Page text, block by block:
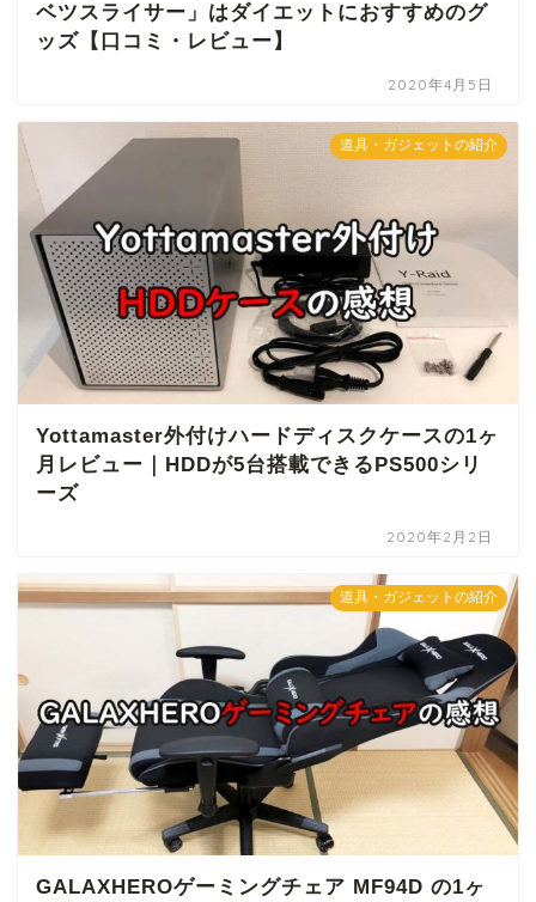
ベツスライサー」はダイエットにおすすめのグ
ッズ【口コミ・レビュー】
2020年4月5日
道具・ガジェットの紹介
Yottamaster外付けハードディスクケースの1ヶ
月レビュー｜HDDが5台搭載できるPS500シリ
ーズ
2020年2月2日
道具・ガジェットの紹介
GALAXHEROゲーミングチェア MF94D の1ヶ